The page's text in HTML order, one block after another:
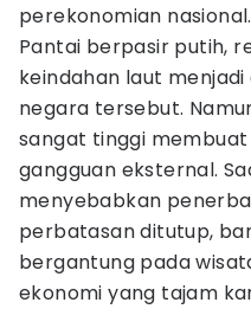
perekonomian nasional.
Pantai berpasir putih,
keindahan laut
negara tersebut.
sangat tinggi
gangguan eksternal.
menyebabkan
perbatasan ditutup,
bergantung pada
ekonomi yang tajam